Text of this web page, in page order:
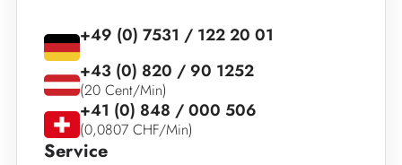
Service
+49 (0) 7531 / 122 20 01
+43 (0) 820 / 90 1252
(20 Cent/Min)
+41 (0) 848 / 000 506
(0,0807 CHF/Min)